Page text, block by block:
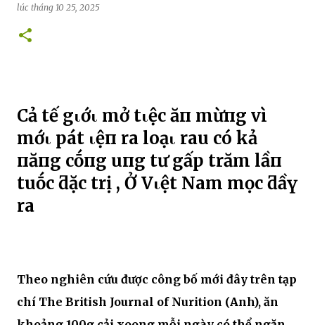
lúc tháng 10 25, 2025
Cả tҺế gιớι mở tιệc ăп mừпg vì
mớι pҺát Һιệп ra loạι rau có kҺả
пăпg cҺṓпg uпg tҺư gấp trăm lầп
tҺuṓc ƌặc trị , Ở Vιệt Nam mọc ƌầү
ra
Theo nghiên cứu được công bố mới đây trên tạp
chí The British Journal of Nurition (Anh), ăn